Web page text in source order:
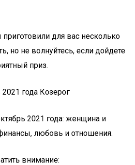
для вас несколько
но не волнуйтесь, если дойдете
приз.
2021 года: женщина и
любовь и отношения.
внимание: